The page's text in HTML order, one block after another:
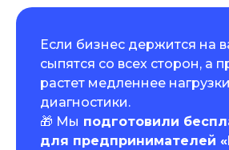
Если бизнес держится на
сыпятся со всех сторон, а
растет медленнее
диагностики.
🎁 Мы подготовили
для предпринимателей